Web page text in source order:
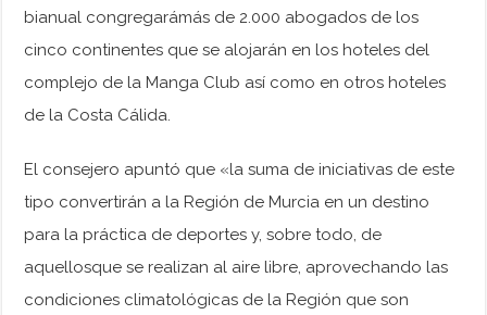
bianual congregarámás de 2.000 abogados de los
cinco continentes que se alojarán en los hoteles del
complejo de la Manga Club así como en otros hoteles
de la Costa Cálida.
El consejero apuntó que «la suma de iniciativas de este
tipo convertirán a la Región de Murcia en un destino
para la práctica de deportes y, sobre todo, de
aquellosque se realizan al aire libre, aprovechando las
condiciones climatológicas de la Región que son